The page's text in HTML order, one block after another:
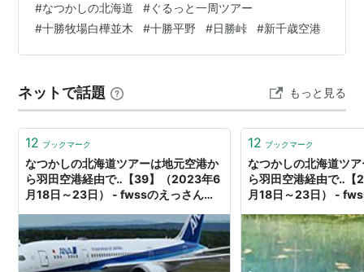
港：千歳市
#なつかしの北海道 #ぐるっと一周ツアー
#十勝牧場白樺並木 #十勝平野 #日勝峠 #新千歳空港
ネットで話題 もっと見る
12 ブックマーク
なつかしの北海道ツアーは地元空港か
ら羽田空港経由で‥【39】（2023年6
月18日～23日） - fwssのえっさんブ
12 ブックマーク
なつかしの北海道ツ
ら羽田空港経由で‥
月18日～23日） -